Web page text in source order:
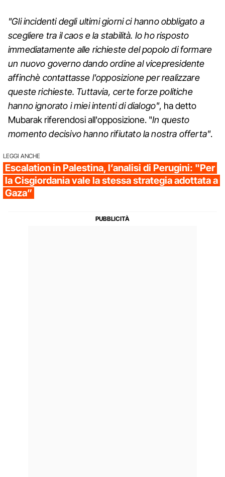
"Gli incidenti degli ultimi giorni ci hanno obbligato a
scegliere tra il caos e la stabilità. Io ho risposto
immediatamente alle richieste del popolo di formare
un nuovo governo dando ordine al vicepresidente
affinchè contattasse l'opposizione per realizzare
queste richieste. Tuttavia, certe forze politiche
hanno ignorato i miei intenti di dialogo", ha detto
Mubarak riferendosi all'opposizione. "In questo
momento decisivo hanno rifiutato la nostra offerta".
LEGGI ANCHE
Escalation in Palestina, l’analisi di Perugini: "Per
la Cisgiordania vale la stessa strategia adottata a
Gaza”